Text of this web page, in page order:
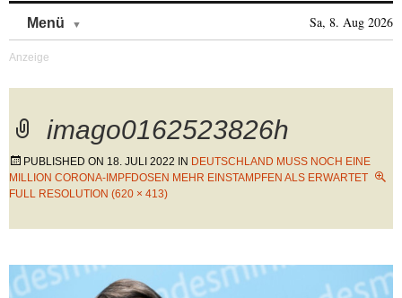
Menü Sa, 8. Aug 2026
imago0162523826h
PUBLISHED ON 18. JULI 2022 IN DEUTSCHLAND MUSS NOCH EINE
MILLION CORONA-IMPFDOSEN MEHR EINSTAMPFEN ALS ERWARTET
FULL RESOLUTION (620 × 413)